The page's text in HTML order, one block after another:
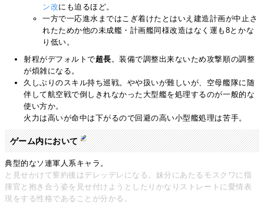
ン改にも迫るほど。
一方で一応進水まではこぎ着けたとはいえ建造計画が中止さ
れたためか他の未成艦・計画艦同様改造はなく運も8とかな
り低い。
射程がデフォルトで超長 。装備で調整出来ないため攻撃順の調整
が煩雑になる。
久しぶりのスキル持ち巡戦。やや扱いが難しいが、空母艦隊に随
伴して航空戦で倒しきれなかった大型艦を処理するのが一般的な
使い方か。
火力は高いが命中は下がるので回避の高い小型艦処理は苦手。
ゲーム内において
典型的なソ連軍人系キャラ。
と見せかけて誓約後はデレッデレになる。妹分にあたるモスクワに指
揮官と抱き合う姿を見せ付けようとしたりかなりストレートに愛情表
現をする性格であることが分かる。